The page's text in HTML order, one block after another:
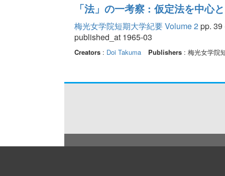
「法」の一考察 : 仮定法を中心
梅光女学院短期大学紀要 Volume 2pp. 39
published_at 1965-03
Creators: Doi Takuma Publishers: 梅光女学院